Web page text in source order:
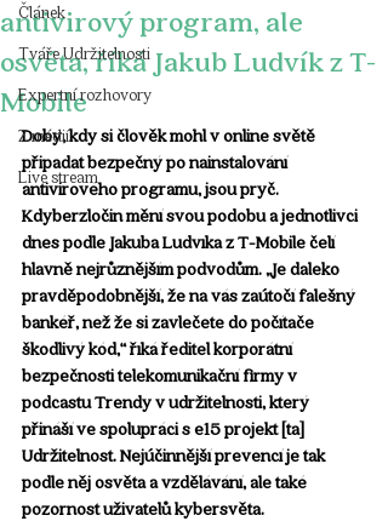
Článek
Tváře Udržitelnosti
Expertní rozhovory
Z médií
Live stream
antivirový program, ale
osvěta, říká Jakub Ludvík z T-
Mobile
Doby, kdy si člověk mohl v online světě
připadat bezpečný po nainstalování
antivirového programu, jsou pryč.
Kdyberzločin mění svou podobu a jednotlivci
dnes podle Jakuba Ludvíka z T-Mobile čelí
hlavně nejrůznějším podvodům. „Je daleko
pravděpodobnější, že na vás zaútočí falešný
bankéř, než že si zavlečete do počítače
škodlivý kód,“ říká ředitel korporátní
bezpečnosti telekomunikační firmy v
podcastu Trendy v udržitelnosti, který
přináší ve spolupráci s e15 projekt [ta]
Udržitelnost. Nejúčinnější prevencí je tak
podle něj osvěta a vzdělávání, ale také
pozornost uživatelů kybersvěta.